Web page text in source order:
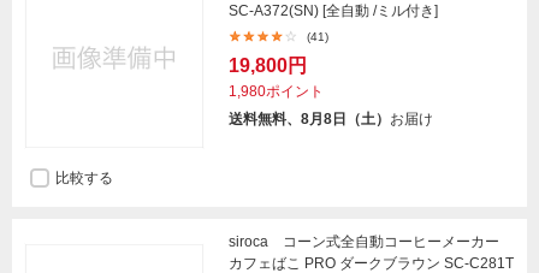
SC-A372(SN) [全自動 /ミル付き]
(41)
19,800円
1,980ポイント
送料無料、8月8日（土） お届け
比較する
siroca コーン式全自動コーヒーメーカー
カフェばこ PRO ダークブラウン SC-C281T